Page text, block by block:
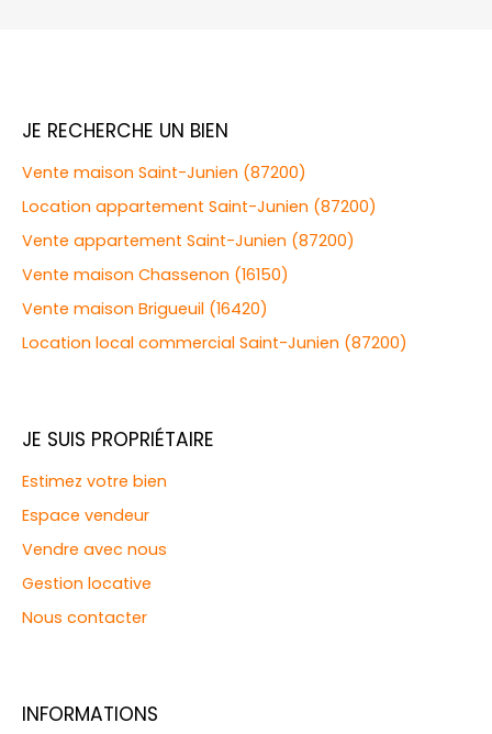
JE RECHERCHE UN BIEN
Vente maison Saint-Junien (87200)
Location appartement Saint-Junien (87200)
Vente appartement Saint-Junien (87200)
Vente maison Chassenon (16150)
Vente maison Brigueuil (16420)
Location local commercial Saint-Junien (87200)
JE SUIS PROPRIÉTAIRE
Estimez votre bien
Espace vendeur
Vendre avec nous
Gestion locative
Nous contacter
INFORMATIONS